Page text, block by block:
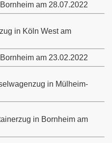
am 28.07.2022
in Köln West am
am 23.02.2022
in Mülheim-
in Bornheim am